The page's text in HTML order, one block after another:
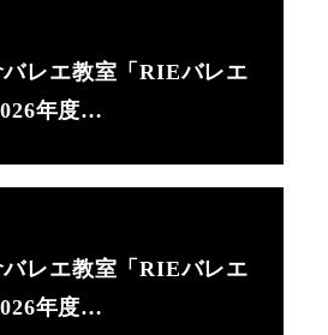
面
で
レエ教室「RIEバレエ
年度…
レエ教室「RIEバレエ
年度…